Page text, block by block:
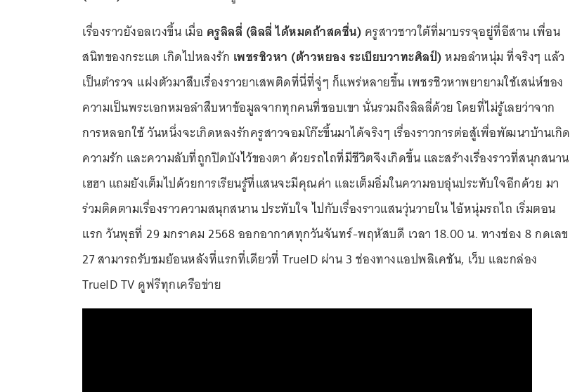
เรื่องราวยังอลเวงขึ้น เมื่อ ครูลิลลี่ (ลิลลี่ ได้หมดถ้าสดชื่น) ครูสาวชาวใต้ที่มาบรรจุอยู่ที่อีสาน เพื่อน
สนิทของกระแต เกิดไปหลงรัก เพชรชิวหา (ต้าวหยอง ระเบียบวาทะศิลป์)หมอลำหนุ่ม ที่จริงๆ แล้ว
เป็นตำรวจ แฝงตัวมาสืบเรื่องราวยาเสพติดที่นี่ที่จู่ๆ ก็แพร่หลายขึ้น เพชรชิวหาพยายามใช้เสน่ห์ของ
ความเป็นพระเอกหมอลำสืบหาข้อมูลจากทุกคนที่ชอบเขา นั่นรวมถึงลิลลี่ด้วย โดยที่ไม่รู้เลยว่าจาก
การหลอกใช้ วันหนึ่งจะเกิดหลงรักครูสาวจอมโก๊ะขึ้นมาได้จริงๆ เรื่องราวการต่อสู้เพื่อพัฒนาบ้านเกิด
ความรัก และความลับที่ถูกปิดบังไว้ของตา ด้วยรถไถที่มีชีวิตจึงเกิดขึ้น และสร้างเรื่องราวที่สนุกสนาน
เฮฮา แถมยังเต็มไปด้วยการเรียนรู้ที่แสนจะมีคุณค่า และเต็มอิ่มในความอบอุ่นประทับใจอีกด้วย มา
ร่วมติดตามเรื่องราวความสนุกสนาน ประทับใจ ไปกับเรื่องราวแสนวุ่นวายใน ไอ้หนุ่มรถไถ เริ่มตอน
แรก วันพุธที่ 29 มกราคม 2568 ออกอากาศทุกวันจันทร์-พฤหัสบดี เวลา 18.00 น. ทางช่อง 8 กดเลข
27 สามารถรับชมย้อนหลังที่แรกที่เดียวที่ TrueID ผ่าน 3 ช่องทางแอปพลิเคชัน, เว็บ และกล่อง
TrueID TV ดูฟรีทุกเครือข่าย